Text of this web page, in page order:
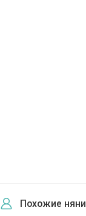
Похожие няни